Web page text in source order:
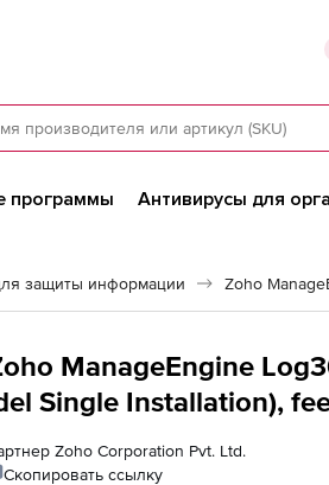
программы Антивирусы для
защиты информации Zoho
ManageEngine
Single Installation),
Zoho Corporation Pvt. Ltd.
Скопировать ссылку